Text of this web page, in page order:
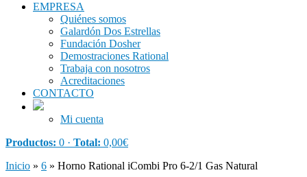
EMPRESA
Quiénes somos
Galardón Dos Estrellas
Fundación Dosher
Demostraciones Rational
Trabaja con nosotros
Acreditaciones
CONTACTO
Mi cuenta
Productos: 0 · Total: 0,00€
Inicio » 6 » Horno Rational iCombi Pro 6-2/1 Gas Natural